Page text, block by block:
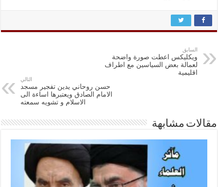
السابق
ويكليكس اعطت صورة واضحة
لعمالة بعض السياسين مع اطراف
اقليمية
التالي
حسن روحاني یدین تفجير مسجد
الامام الصادق ویعتبرها اساءة الی
الاسلام و تشويه سمعته
مقالات مشابهة